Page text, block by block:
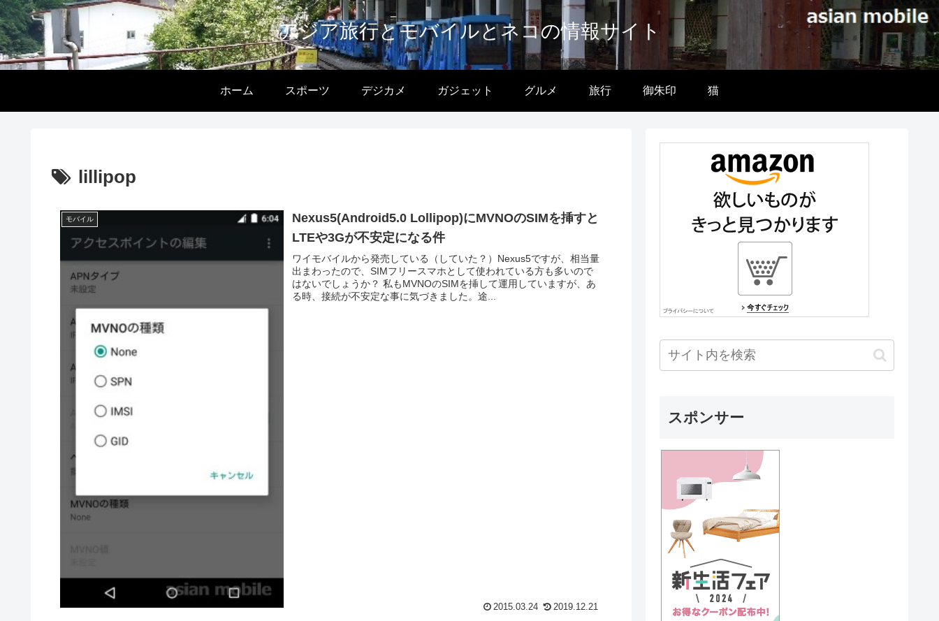
アジア旅行とモバイルとネコの情報サイト
ホーム スポーツ デジカメ ガジェット グルメ 旅行 御朱印 猫
lillipop
モバイル
Nexus5(Android5.0 Lollipop)にMVNOのSIMを挿すと
LTEや3Gが不安定になる件
ワイモバイルから発売している（していた？）Nexus5ですが、相当量
出まわったので、SIMフリースマホとして使われている方も多いので
はないでしょうか？ 私もMVNOのSIMを挿して運用していますが、あ
る時、接続が不安定な事に気づきました。途...
2015.03.24 2019.12.21
スポンサー